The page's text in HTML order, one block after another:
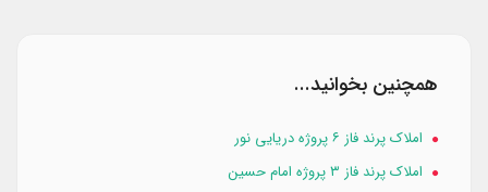
همچنین بخوانید...
املاک پرند فاز ۶ پروژه دریایی نور
املاک پرند فاز ۳ پروژه امام حسین